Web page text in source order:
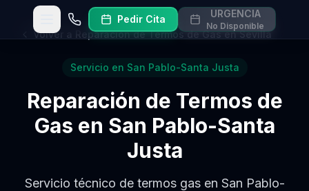
Abrir menú
Llamar Pedir Cita URGENCIA
No Disponible
Volver a Reparación de Termos de Gas en Sevilla
Servicio en San Pablo-Santa Justa
Reparación de Termos de
Gas en San Pablo-Santa
Justa
Servicio técnico de termos gas en San Pablo-